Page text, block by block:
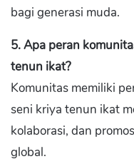
bagi generasi muda.
5. Apa peran
tenun ikat?
Komunitas memiliki
seni kriya tenun ikat
kolaborasi, dan
global.